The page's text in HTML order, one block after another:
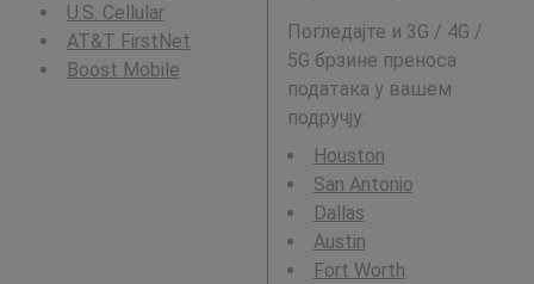
U.S. Cellular
AT&T FirstNet
Boost Mobile
Погледајте и 3G / 4G /
5G брзине преноса
података у вашем
подручју:
Houston
San Antonio
Dallas
Austin
Fort Worth